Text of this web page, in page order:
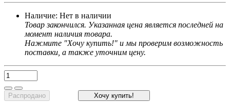
Наличие: Нет в наличии
Товар закончился. Указанная цена является последней на
момент наличия товара.
Нажмите "Хочу купить!" и мы проверим возможность
поставки, а также уточним цену.
Распродано Хочу купить!